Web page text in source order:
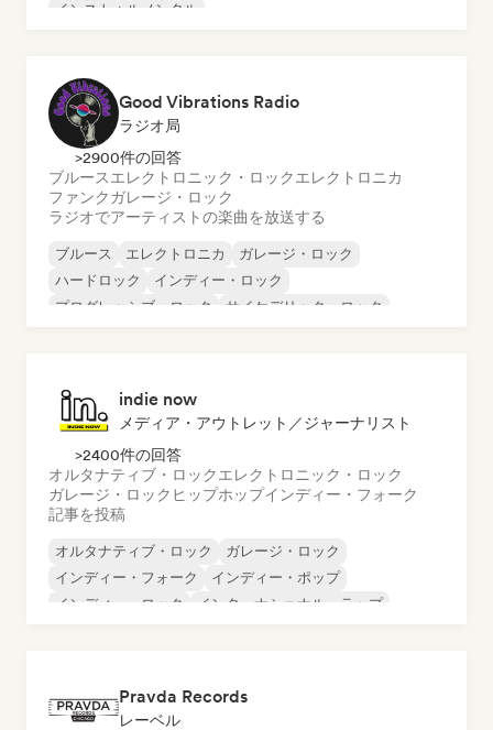
インストゥルメンタル
Good Vibrations Radio
ラジオ局
>2900件の回答
ブルースエレクトロニック・ロックエレクトロニカ
ファンクガレージ・ロック
ラジオでアーティストの楽曲を放送する
ブルース エレクトロニカ
ガレージ・ロック
ハードロック
インディー・ロック
プログレッシブ・ロック
サイケデリック・ロック
indie now
メディア・アウトレット／ジャーナリスト
>2400件の回答
オルタナティブ・ロックエレクトロニック・ロック
ガレージ・ロック ヒップホップインディー・フォーク
記事を投稿
オルタナティブ・ロック
ガレージ・ロック
インディー・フォーク
インディー・ポップ
インディー・ロック
インターナショナル・ラップ
Pravda Records
レーベル